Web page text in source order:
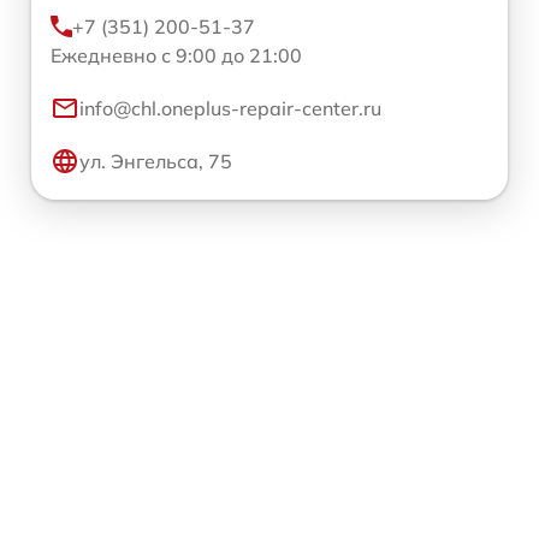
+7 (351) 200-51-37
Ежедневно с 9:00 до 21:00
info@chl.oneplus-repair-center.ru
ул. Энгельса, 75